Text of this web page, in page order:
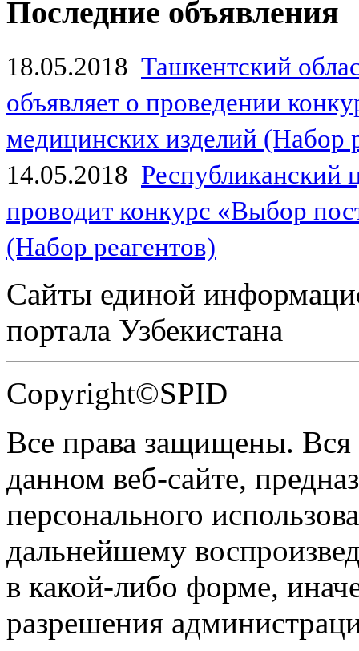
Последние объявления
18.05.2018 Ташкентский
объявляет о проведении
медицинских изделий (Набор
14.05.2018
проводит конкурс «Выбор
(Набор реагентов)
Сайты единой
портала Узбекистана
Copyright©SPID
Все права защищены.
данном веб-сайте,
персонального
дальнейшему
в какой-либо форме,
разрешения